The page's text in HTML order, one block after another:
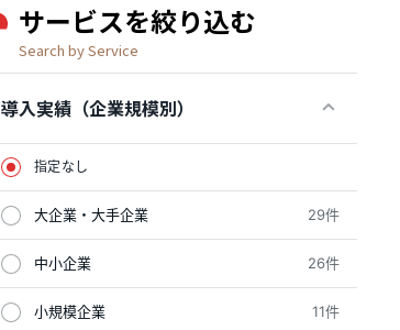
サービスを絞り込む
Search by Service
導入実績（企業規模別）
指定なし
大企業・大手企業 29件
中小企業 26件
小規模企業 11件